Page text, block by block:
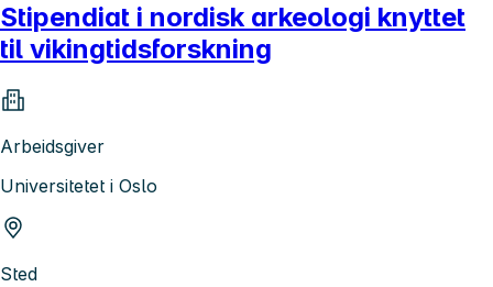
Stipendiat i nordisk arkeologi knyttet
til vikingtidsforskning
Arbeidsgiver
Universitetet i Oslo
Sted